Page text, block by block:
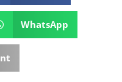
WhatsApp